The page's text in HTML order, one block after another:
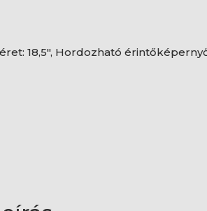
18,5", Hordozható